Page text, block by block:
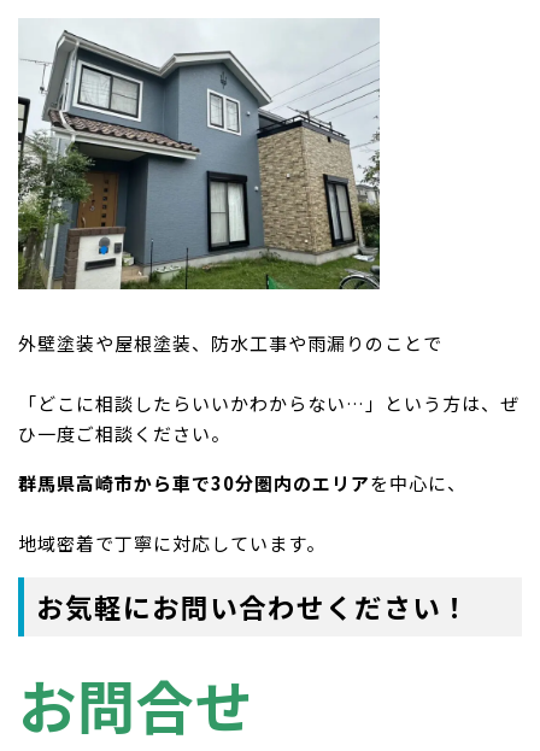
外壁塗装や屋根塗装、防水工事や雨漏りのことで
「どこに相談したらいいかわからない…」という方は、ぜ
ひ一度ご相談ください。
群馬県高崎市から車で30分圏内のエリアを中心に、
地域密着で丁寧に対応しています。
お気軽にお問い合わせください！
お問合せ